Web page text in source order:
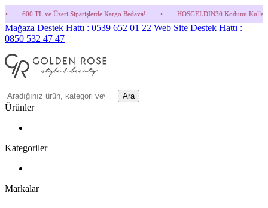
Siparişlerde Kargo Bedava! • HOSGELDIN30 Kodunu Kullanmayı Unutma!
Mağaza Destek Hattı : 0539 652 01 22 Web Site Destek Hattı :
0850 532 47 47
Ara
Ürünler
Kategoriler
Markalar